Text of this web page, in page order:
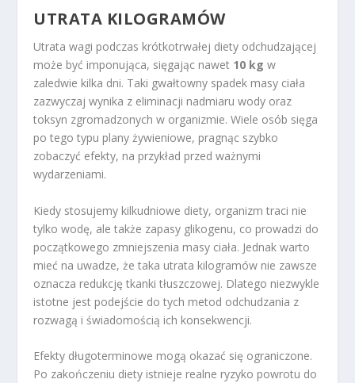
UTRATA KILOGRAMÓW
Utrata wagi podczas krótkotrwałej diety odchudzającej
może być imponująca, sięgając nawet 10 kg w
zaledwie kilka dni. Taki gwałtowny spadek masy ciała
zazwyczaj wynika z eliminacji nadmiaru wody oraz
toksyn zgromadzonych w organizmie. Wiele osób sięga
po tego typu plany żywieniowe, pragnąc szybko
zobaczyć efekty, na przykład przed ważnymi
wydarzeniami.
Kiedy stosujemy kilkudniowe diety, organizm traci nie
tylko wodę, ale także zapasy glikogenu, co prowadzi do
początkowego zmniejszenia masy ciała. Jednak warto
mieć na uwadze, że taka utrata kilogramów nie zawsze
oznacza redukcję tkanki tłuszczowej. Dlatego niezwykle
istotne jest podejście do tych metod odchudzania z
rozwagą i świadomością ich konsekwencji.
Efekty długoterminowe mogą okazać się ograniczone.
Po zakończeniu diety istnieje realne ryzyko powrotu do